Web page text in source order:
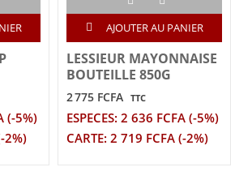
(-5%)
2%)
AJOUTER AU PANIER
LESSIEUR MAYONNAISE
BOUTEILLE 850G
2 775 FCFA TTC
ESPECES: 2 636 FCFA (-5%)
CARTE: 2 719 FCFA (-2%)